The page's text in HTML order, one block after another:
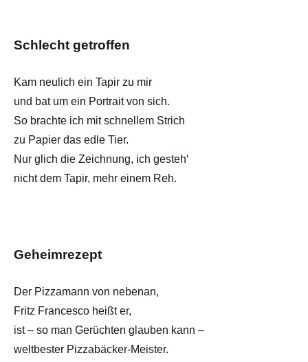
Schlecht getroffen
Kam neulich ein Tapir zu mir
und bat um ein Portrait von sich.
So brachte ich mit schnellem Strich
zu Papier das edle Tier.
Nur glich die Zeichnung, ich gesteh‘
nicht dem Tapir, mehr einem Reh.
Geheimrezept
Der Pizzamann von nebenan,
Fritz Francesco heißt er,
ist – so man Gerüchten glauben kann –
weltbester Pizzabäcker-Meister.